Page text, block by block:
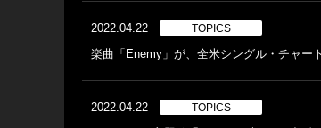
2022.04.22 TOPICS
楽曲「Enemy」が、全米シングル・チャー
2022.04.22 TOPICS